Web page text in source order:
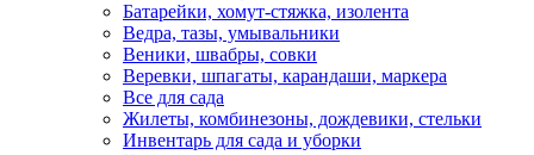
Батарейки, хомут-стяжка, изолента
Ведра, тазы, умывальники
Веники, швабры, совки
Веревки, шпагаты, карандаши, маркера
Все для сада
Жилеты, комбинезоны, дождевики, стельки
Инвентарь для сада и уборки